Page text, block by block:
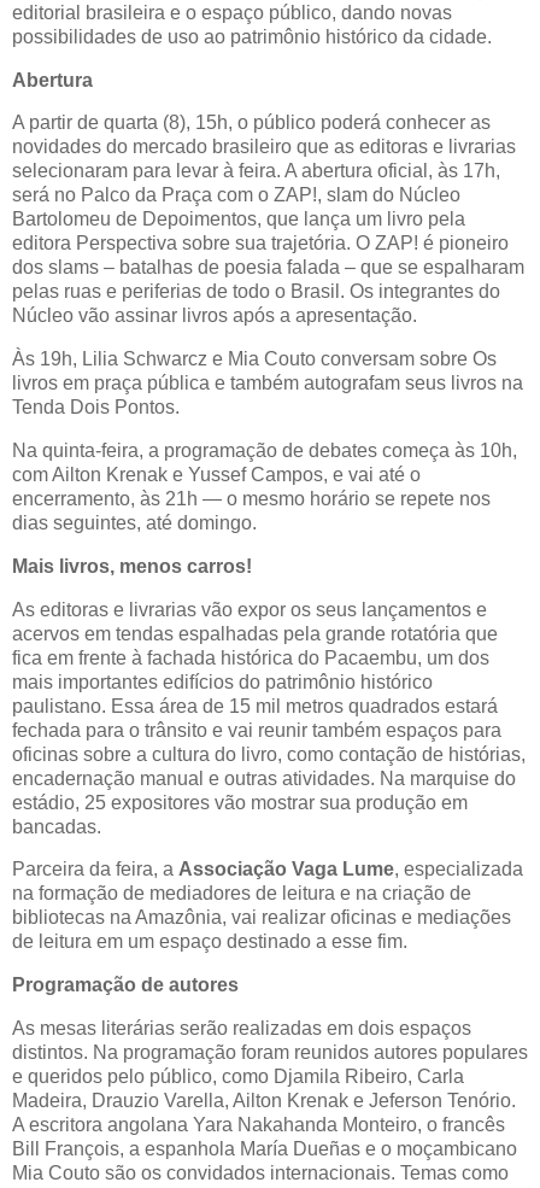
editorial brasileira e o espaço público, dando novas
possibilidades de uso ao patrimônio histórico da cidade.
Abertura
A partir de quarta (8), 15h, o público poderá conhecer as
novidades do mercado brasileiro que as editoras e livrarias
selecionaram para levar à feira. A abertura oficial, às 17h,
será no Palco da Praça com o ZAP!, slam do Núcleo
Bartolomeu de Depoimentos, que lança um livro pela
editora Perspectiva sobre sua trajetória. O ZAP! é pioneiro
dos slams – batalhas de poesia falada – que se espalharam
pelas ruas e periferias de todo o Brasil. Os integrantes do
Núcleo vão assinar livros após a apresentação.
Às 19h, Lilia Schwarcz e Mia Couto conversam sobre Os
livros em praça pública e também autografam seus livros na
Tenda Dois Pontos.
Na quinta-feira, a programação de debates começa às 10h,
com Ailton Krenak e Yussef Campos, e vai até o
encerramento, às 21h — o mesmo horário se repete nos
dias seguintes, até domingo.
Mais livros, menos carros!
As editoras e livrarias vão expor os seus lançamentos e
acervos em tendas espalhadas pela grande rotatória que
fica em frente à fachada histórica do Pacaembu, um dos
mais importantes edifícios do patrimônio histórico
paulistano. Essa área de 15 mil metros quadrados estará
fechada para o trânsito e vai reunir também espaços para
oficinas sobre a cultura do livro, como contação de histórias,
encadernação manual e outras atividades. Na marquise do
estádio, 25 expositores vão mostrar sua produção em
bancadas.
Parceira da feira, a Associação Vaga Lume, especializada
na formação de mediadores de leitura e na criação de
bibliotecas na Amazônia, vai realizar oficinas e mediações
de leitura em um espaço destinado a esse fim.
Programação de autores
As mesas literárias serão realizadas em dois espaços
distintos. Na programação foram reunidos autores populares
e queridos pelo público, como Djamila Ribeiro, Carla
Madeira, Drauzio Varella, Ailton Krenak e Jeferson Tenório.
A escritora angolana Yara Nakahanda Monteiro, o francês
Bill François, a espanhola María Dueñas e o moçambicano
Mia Couto são os convidados internacionais. Temas como